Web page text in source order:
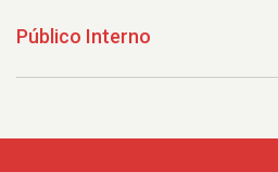
Público Interno